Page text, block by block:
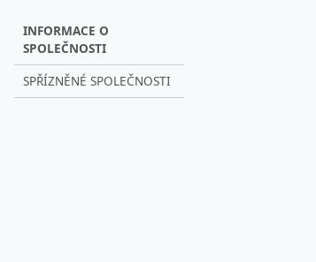
INFORMACE O
SPOLEČNOSTI
SPŘÍZNĚNÉ SPOLEČNOSTI